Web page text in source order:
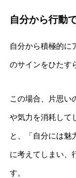
自分から行動
自分から積極的に
のサインをひたす
この場合、片思い
や気力を消耗して
と、「自分には魅
に考えてしまい、
す。